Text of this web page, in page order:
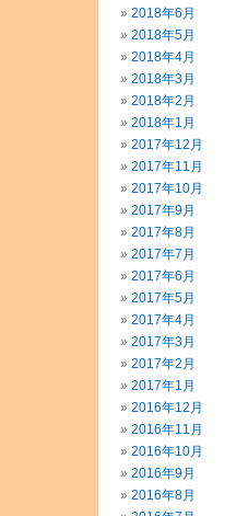
2018年6月
2018年5月
2018年4月
2018年3月
2018年2月
2018年1月
2017年12月
2017年11月
2017年10月
2017年9月
2017年8月
2017年7月
2017年6月
2017年5月
2017年4月
2017年3月
2017年2月
2017年1月
2016年12月
2016年11月
2016年10月
2016年9月
2016年8月